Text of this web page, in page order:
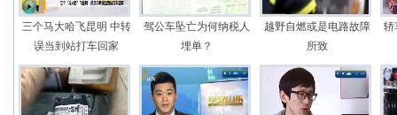
三个马大哈飞昆明 中转
误当到站打车回家
驾公车坠亡为何纳税人
埋单？
越野自燃或是电路故障
所致
轿